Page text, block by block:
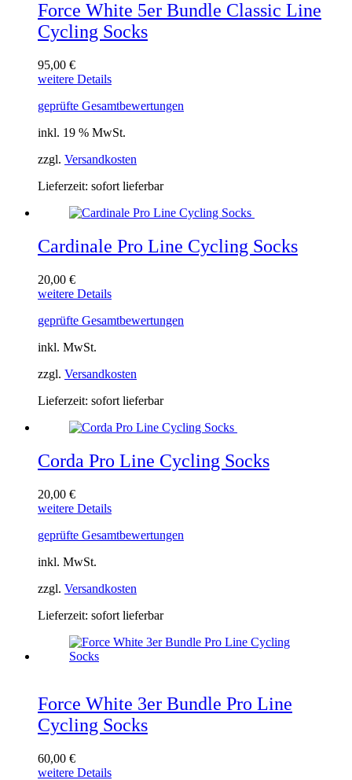
Force White 5er Bundle Classic Line
Cycling Socks
95,00 €
weitere Details
geprüfte Gesamtbewertungen
inkl. 19 % MwSt.
zzgl. Versandkosten
Lieferzeit: sofort lieferbar
Cardinale Pro Line Cycling Socks
20,00 €
weitere DetailsDieses
weist
Die
können
auf
der
gewählt
geprüfte Gesamtbewertungen
inkl. MwSt.
zzgl. Versandkosten
Lieferzeit: sofort lieferbar
Corda Pro Line Cycling Socks
20,00 €
weitere DetailsDieses
weist
Die
können
auf
der
geprüfte Gesamtbewertungen
inkl. MwSt.
zzgl. Versandkosten
Lieferzeit: sofort lieferbar
Force White 3er Bundle Pro Line
Cycling Socks
60,00 €
weitere Details